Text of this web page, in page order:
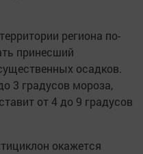
региона по-
принесший
осадков.
3 градусов мороза,
от 4 до 9 градусов
окажется